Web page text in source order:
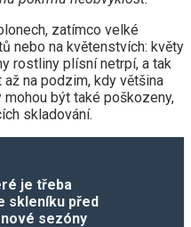
zatímco velké
nebo na květenstvích: květy
rostliny plísní netrpí, a tak
na podzim, kdy většina
být také poškozeny,
skladování.
je třeba
skleníku před
sezóny